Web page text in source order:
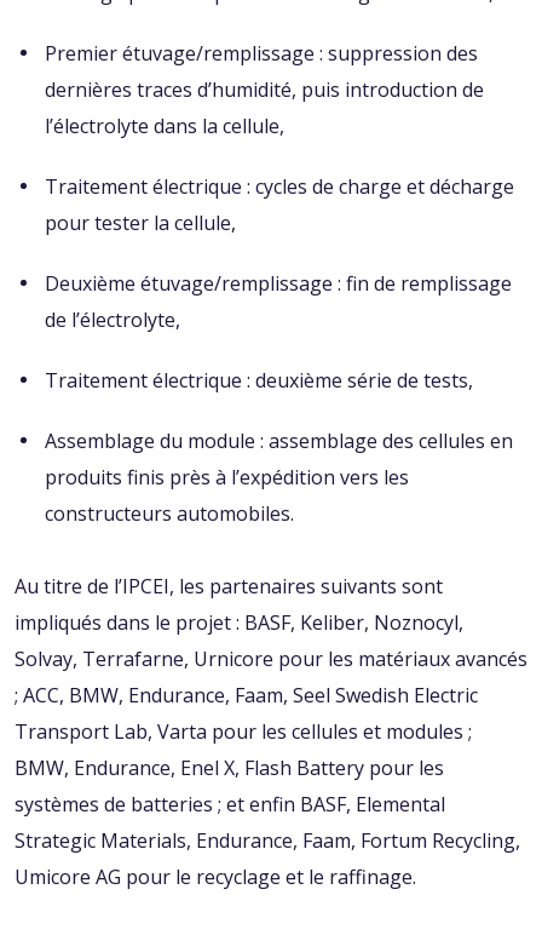
Premier étuvage/remplissage : suppression des
dernières traces d’humidité, puis introduction de
l’électrolyte dans la cellule,
Traitement électrique : cycles de charge et décharge
pour tester la cellule,
Deuxième étuvage/remplissage : fin de remplissage
de l’électrolyte,
Traitement électrique : deuxième série de tests,
Assemblage du module : assemblage des cellules en
produits finis près à l’expédition vers les
constructeurs automobiles.
Au titre de l’IPCEI, les partenaires suivants sont
impliqués dans le projet : BASF, Keliber, Noznocyl,
Solvay, Terrafarne, Urnicore pour les matériaux avancés
; ACC, BMW, Endurance, Faam, Seel Swedish Electric
Transport Lab, Varta pour les cellules et modules ;
BMW, Endurance, Enel X, Flash Battery pour les
systèmes de batteries ; et enfin BASF, Elemental
Strategic Materials, Endurance, Faam, Fortum Recycling,
Umicore AG pour le recyclage et le raffinage.